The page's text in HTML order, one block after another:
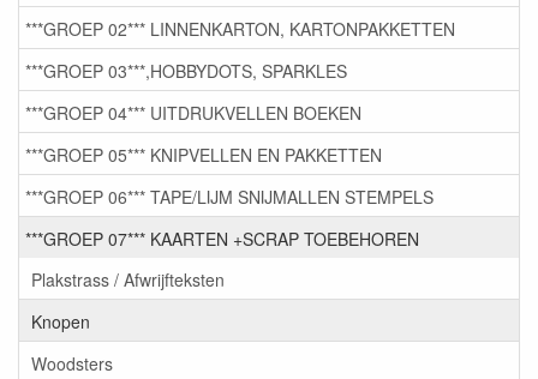
***GROEP 02*** LINNENKARTON, KARTONPAKKETTEN
***GROEP 03***,HOBBYDOTS, SPARKLES
***GROEP 04*** UITDRUKVELLEN BOEKEN
***GROEP 05*** KNIPVELLEN EN PAKKETTEN
***GROEP 06*** TAPE/LIJM SNIJMALLEN STEMPELS
***GROEP 07*** KAARTEN +SCRAP TOEBEHOREN
Plakstrass / Afwrijfteksten
Knopen
Woodsters